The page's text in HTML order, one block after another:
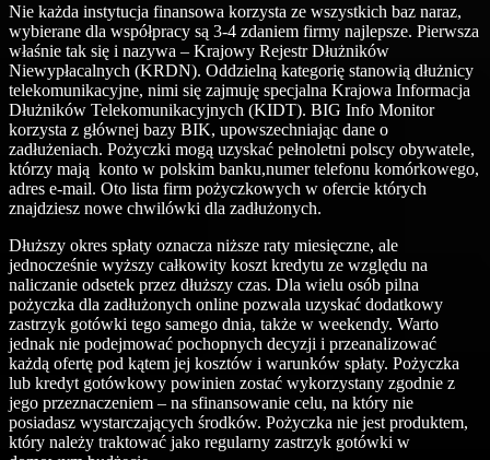
Nie każda instytucja finansowa korzysta ze wszystkich baz naraz,
wybierane dla współpracy są 3-4 zdaniem firmy najlepsze. Pierwsza
właśnie tak się i nazywa – Krajowy Rejestr Dłużników
Niewypłacalnych (KRDN). Oddzielną kategorię stanowią dłużnicy
telekomunikacyjne, nimi się zajmuję specjalna Krajowa Informacja
Dłużników Telekomunikacyjnych (KIDT). BIG Info Monitor
korzysta z głównej bazy BIK, upowszechniając dane o
zadłużeniach. Pożyczki mogą uzyskać pełnoletni polscy obywatele,
którzy mają konto w polskim banku,numer telefonu komórkowego,
adres e-mail. Oto lista firm pożyczkowych w ofercie których
znajdziesz nowe chwilówki dla zadłużonych.
Dłuższy okres spłaty oznacza niższe raty miesięczne, ale
jednocześnie wyższy całkowity koszt kredytu ze względu na
naliczanie odsetek przez dłuższy czas. Dla wielu osób pilna
pożyczka dla zadłużonych online pozwala uzyskać dodatkowy
zastrzyk gotówki tego samego dnia, także w weekendy. Warto
jednak nie podejmować pochopnych decyzji i przeanalizować
każdą ofertę pod kątem jej kosztów i warunków spłaty. Pożyczka
lub kredyt gotówkowy powinien zostać wykorzystany zgodnie z
jego przeznaczeniem – na sfinansowanie celu, na który nie
posiadasz wystarczających środków. Pożyczka nie jest produktem,
który należy traktować jako regularny zastrzyk gotówki w